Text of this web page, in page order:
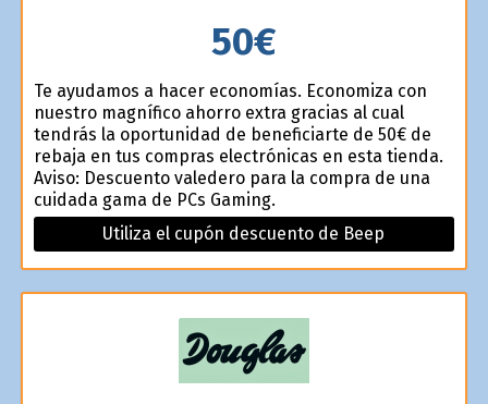
50€
Te ayudamos a hacer economías. Economiza con
nuestro magnífico ahorro extra gracias al cual
tendrás la oportunidad de beneficiarte de 50€ de
rebaja en tus compras electrónicas en esta tienda.
Aviso: Descuento valedero para la compra de una
cuidada gama de PCs Gaming.
Utiliza el cupón descuento de Beep